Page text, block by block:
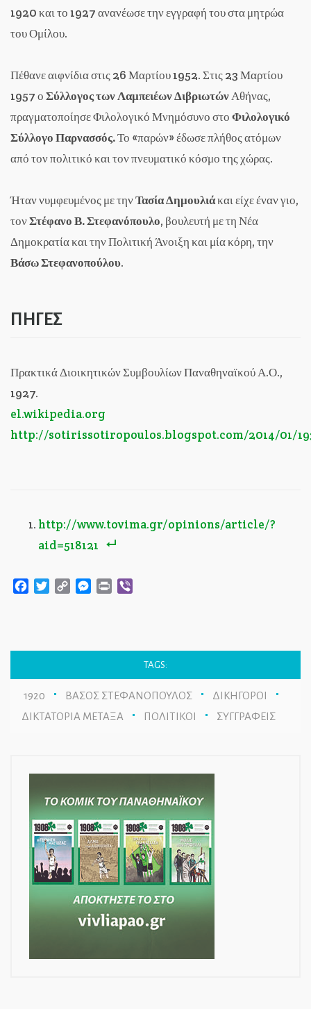
1920 και το 1927 ανανέωσε την εγγραφή του στα μητρώα
του Ομίλου.
Πέθανε αιφνίδια στις 26 Μαρτίου 1952. Στις 23 Μαρτίου
1957 οΣύλλογος των Λαμπειέων ΔιβριωτώνΑθήνας,
πραγματοποίησε Φιλολογικό Μνημόσυνο στοΦιλολογικό
Σύλλογο Παρνασσός.Το «παρών» έδωσε πλήθος ατόμων
από τον πολιτικό και τον πνευματικό κόσμο της χώρας.
Ήταν νυμφευμένος με τηνΤασία Δημουλιάκαι είχε έναν γιο,
τονΣτέφανο Β. Στεφανόπουλο, βουλευτή με τη Νέα
Δημοκρατία και την Πολιτική Άνοιξη και μία κόρη, την
Βάσω Στεφανοπούλου.
ΠΗΓΕΣ
Πρακτικά Διοικητικών Συμβουλίων Παναθηναϊκού Α.Ο.,
1927.
el.wikipedia.org
http://sotirissotiropoulos.blogspot.com/2014/01/
http://www.tovima.gr/opinions/article/?
aid=518121
Facebook
Twitter
Copy
Messenger
Print
TAGS:
1920 ΒΑΣΟΣ ΣΤΕΦΑΝΟΠΟΥΛΟΣ
ΔΙΚΗΓΟΡΟΙ
ΔΙΚΤΑΤΟΡΙΑ ΜΕΤΑΞΑ
ΠΟΛΙΤΙΚΟΙ ΣΥΓΓΡΑΦΕΙΣ